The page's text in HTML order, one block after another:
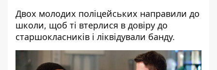
Двох молодих поліцейських направили до
школи, щоб ті втерлися в довіру до
старшокласників і ліквідували банду.